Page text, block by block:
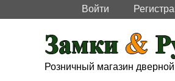
Войти
Розничный магазин